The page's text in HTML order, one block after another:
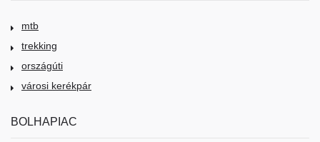
mtb
trekking
országúti
városi kerékpár
BOLHAPIAC